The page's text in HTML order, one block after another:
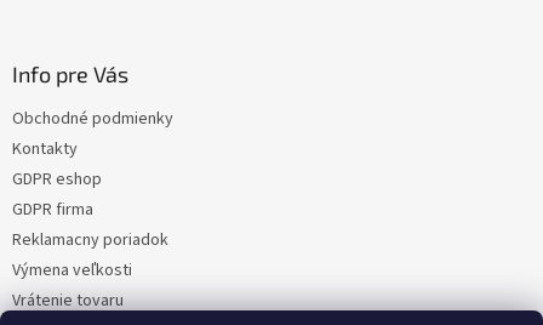
Info pre Vás
Obchodné podmienky
Kontakty
GDPR eshop
GDPR firma
Reklamacny poriadok
Výmena veľkosti
Vrátenie tovaru